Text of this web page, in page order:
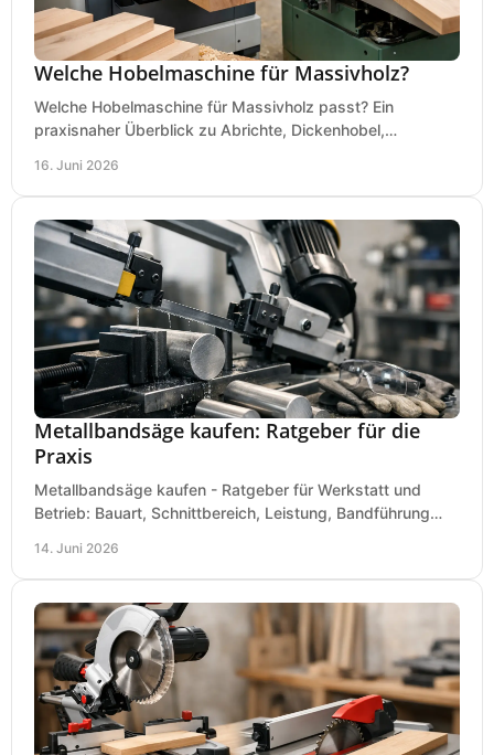
Welche Hobelmaschine für Massivholz?
Welche Hobelmaschine für Massivholz passt? Ein
praxisnaher Überblick zu Abrichte, Dickenhobel,
16. Juni 2026
Metallbandsäge kaufen: Ratgeber für die
Praxis
Metallbandsäge kaufen - Ratgeber für Werkstatt und
Betrieb: Bauart, Schnittbereich, Leistung, Bandführung
14. Juni 2026